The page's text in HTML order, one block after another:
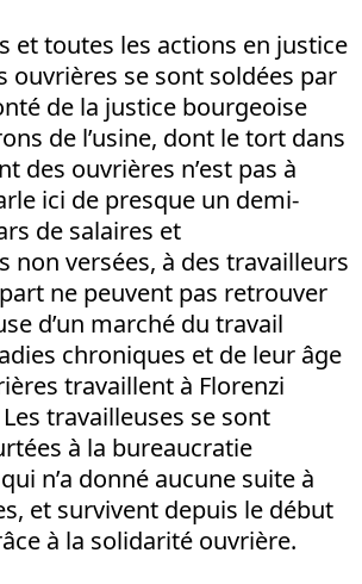
et toutes les actions en justice
ouvrières se sont soldées par
de la justice bourgeoise
de l’usine, dont le tort dans
des ouvrières n’est pas à
ici de presque un demi-
de salaires et
non versées, à des travailleurs
ne peuvent pas retrouver
d’un marché du travail
chroniques et de leur âge
travaillent à Florenzi
travailleuses se sont
à la bureaucratie
n’a donné aucune suite à
et survivent depuis le début
à la solidarité ouvrière.